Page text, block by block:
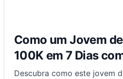
Como um Jovem
100K em 7 Dias
Descubra como este jovem